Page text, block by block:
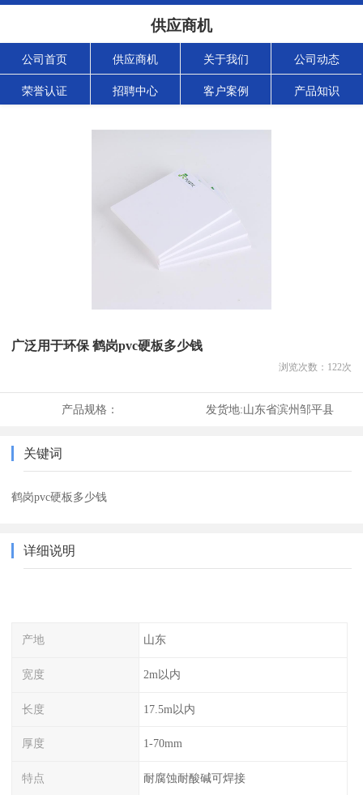
供应商机
公司首页 供应商机 关于我们 公司动态
荣誉认证 招聘中心 客户案例 产品知识
广泛用于环保 鹤岗pvc硬板多少钱
浏览次数： 122次
产品规格： 发货地:山东省滨州邹平县
关键词
鹤岗pvc硬板多少钱
详细说明
产地 山东
宽度 2m以内
长度 17.5m以内
厚度 1-70mm
特点 耐腐蚀耐酸碱可焊接